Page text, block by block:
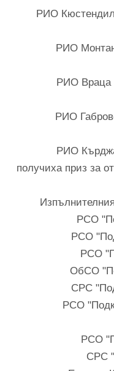
РИО Кюстендил
РИО
РИО Враца
РИО
РИО
получиха приз за
РСО
РСО
РСО
ОбСО
СРС
РСО
РСО
СРС